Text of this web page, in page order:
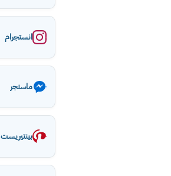
انستجرام
ماسنجر
بينتيريست